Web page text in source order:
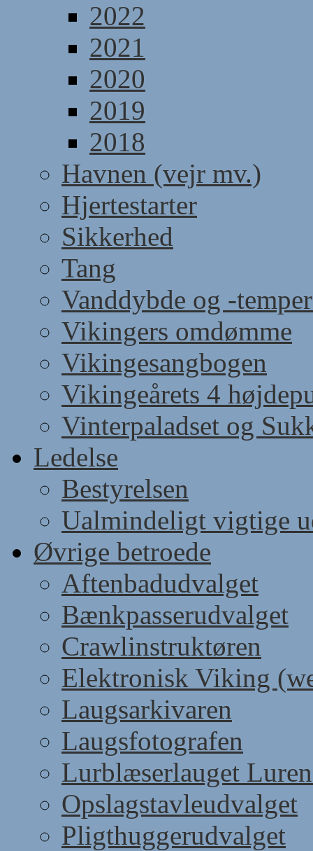
2022
2021
2020
2019
2018
Havnen (vejr mv.)
Hjertestarter
Sikkerhed
Tang
Vanddybde og -
Vikingers omdømme
Vikingesangbogen
Vikingeårets 4
Vinterpaladset og
Ledelse
Bestyrelsen
Ualmindeligt vigtige
Øvrige betroede
Aftenbadudvalget
Bænkpasserudvalget
Crawlinstruktøren
Elektronisk Viking
Laugsarkivaren
Laugsfotografen
Lurblæserlauget
Opslagstavleudvalget
Pligthuggerudvalget